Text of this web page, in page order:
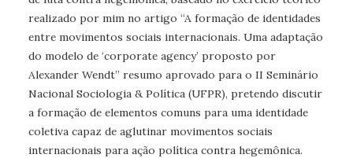
realizado por mim no artigo “A formação de identidades
entre movimentos sociais internacionais. Uma adaptação
do modelo de ‘corporate agency’ proposto por
Alexander Wendt” resumo aprovado para o II Seminário
Nacional Sociologia & Política (UFPR), pretendo discutir
a formação de elementos comuns para uma identidade
coletiva capaz de aglutinar movimentos sociais
internacionais para ação política contra hegemônica.